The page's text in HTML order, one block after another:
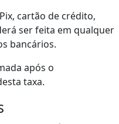
cartão de crédito,
ser feita em qualquer
bancários.
após o
taxa.